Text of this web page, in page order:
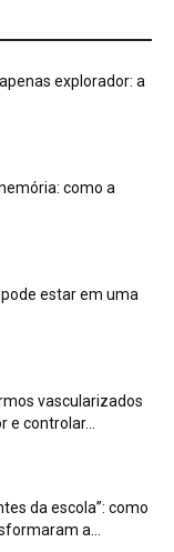
vascularizados